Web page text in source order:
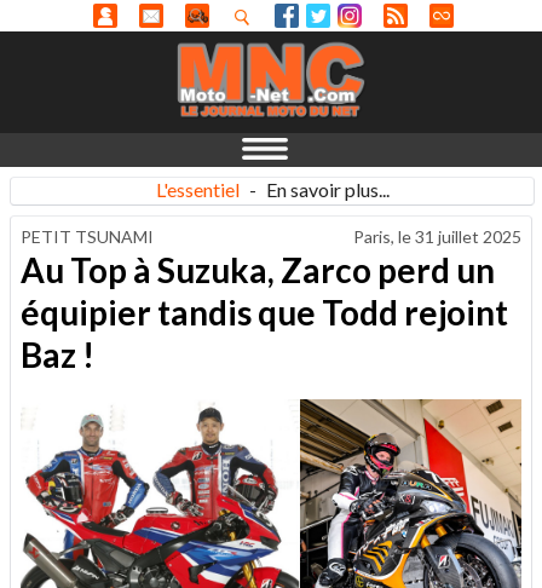
L'essentiel - En savoir plus...
PETIT TSUNAMI Paris, le31 juillet 2025
Au Top à Suzuka, Zarco perd un
équipier tandis que Todd rejoint
Baz !